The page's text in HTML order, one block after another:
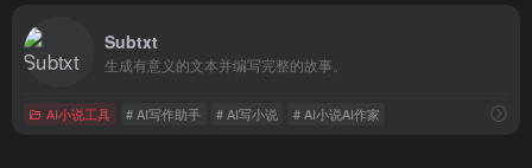
Subtxt
生成有意义的文本并编写完整的故事。
AI小说工具 # AI写作助手 # AI写小说 # AI小说AI作家